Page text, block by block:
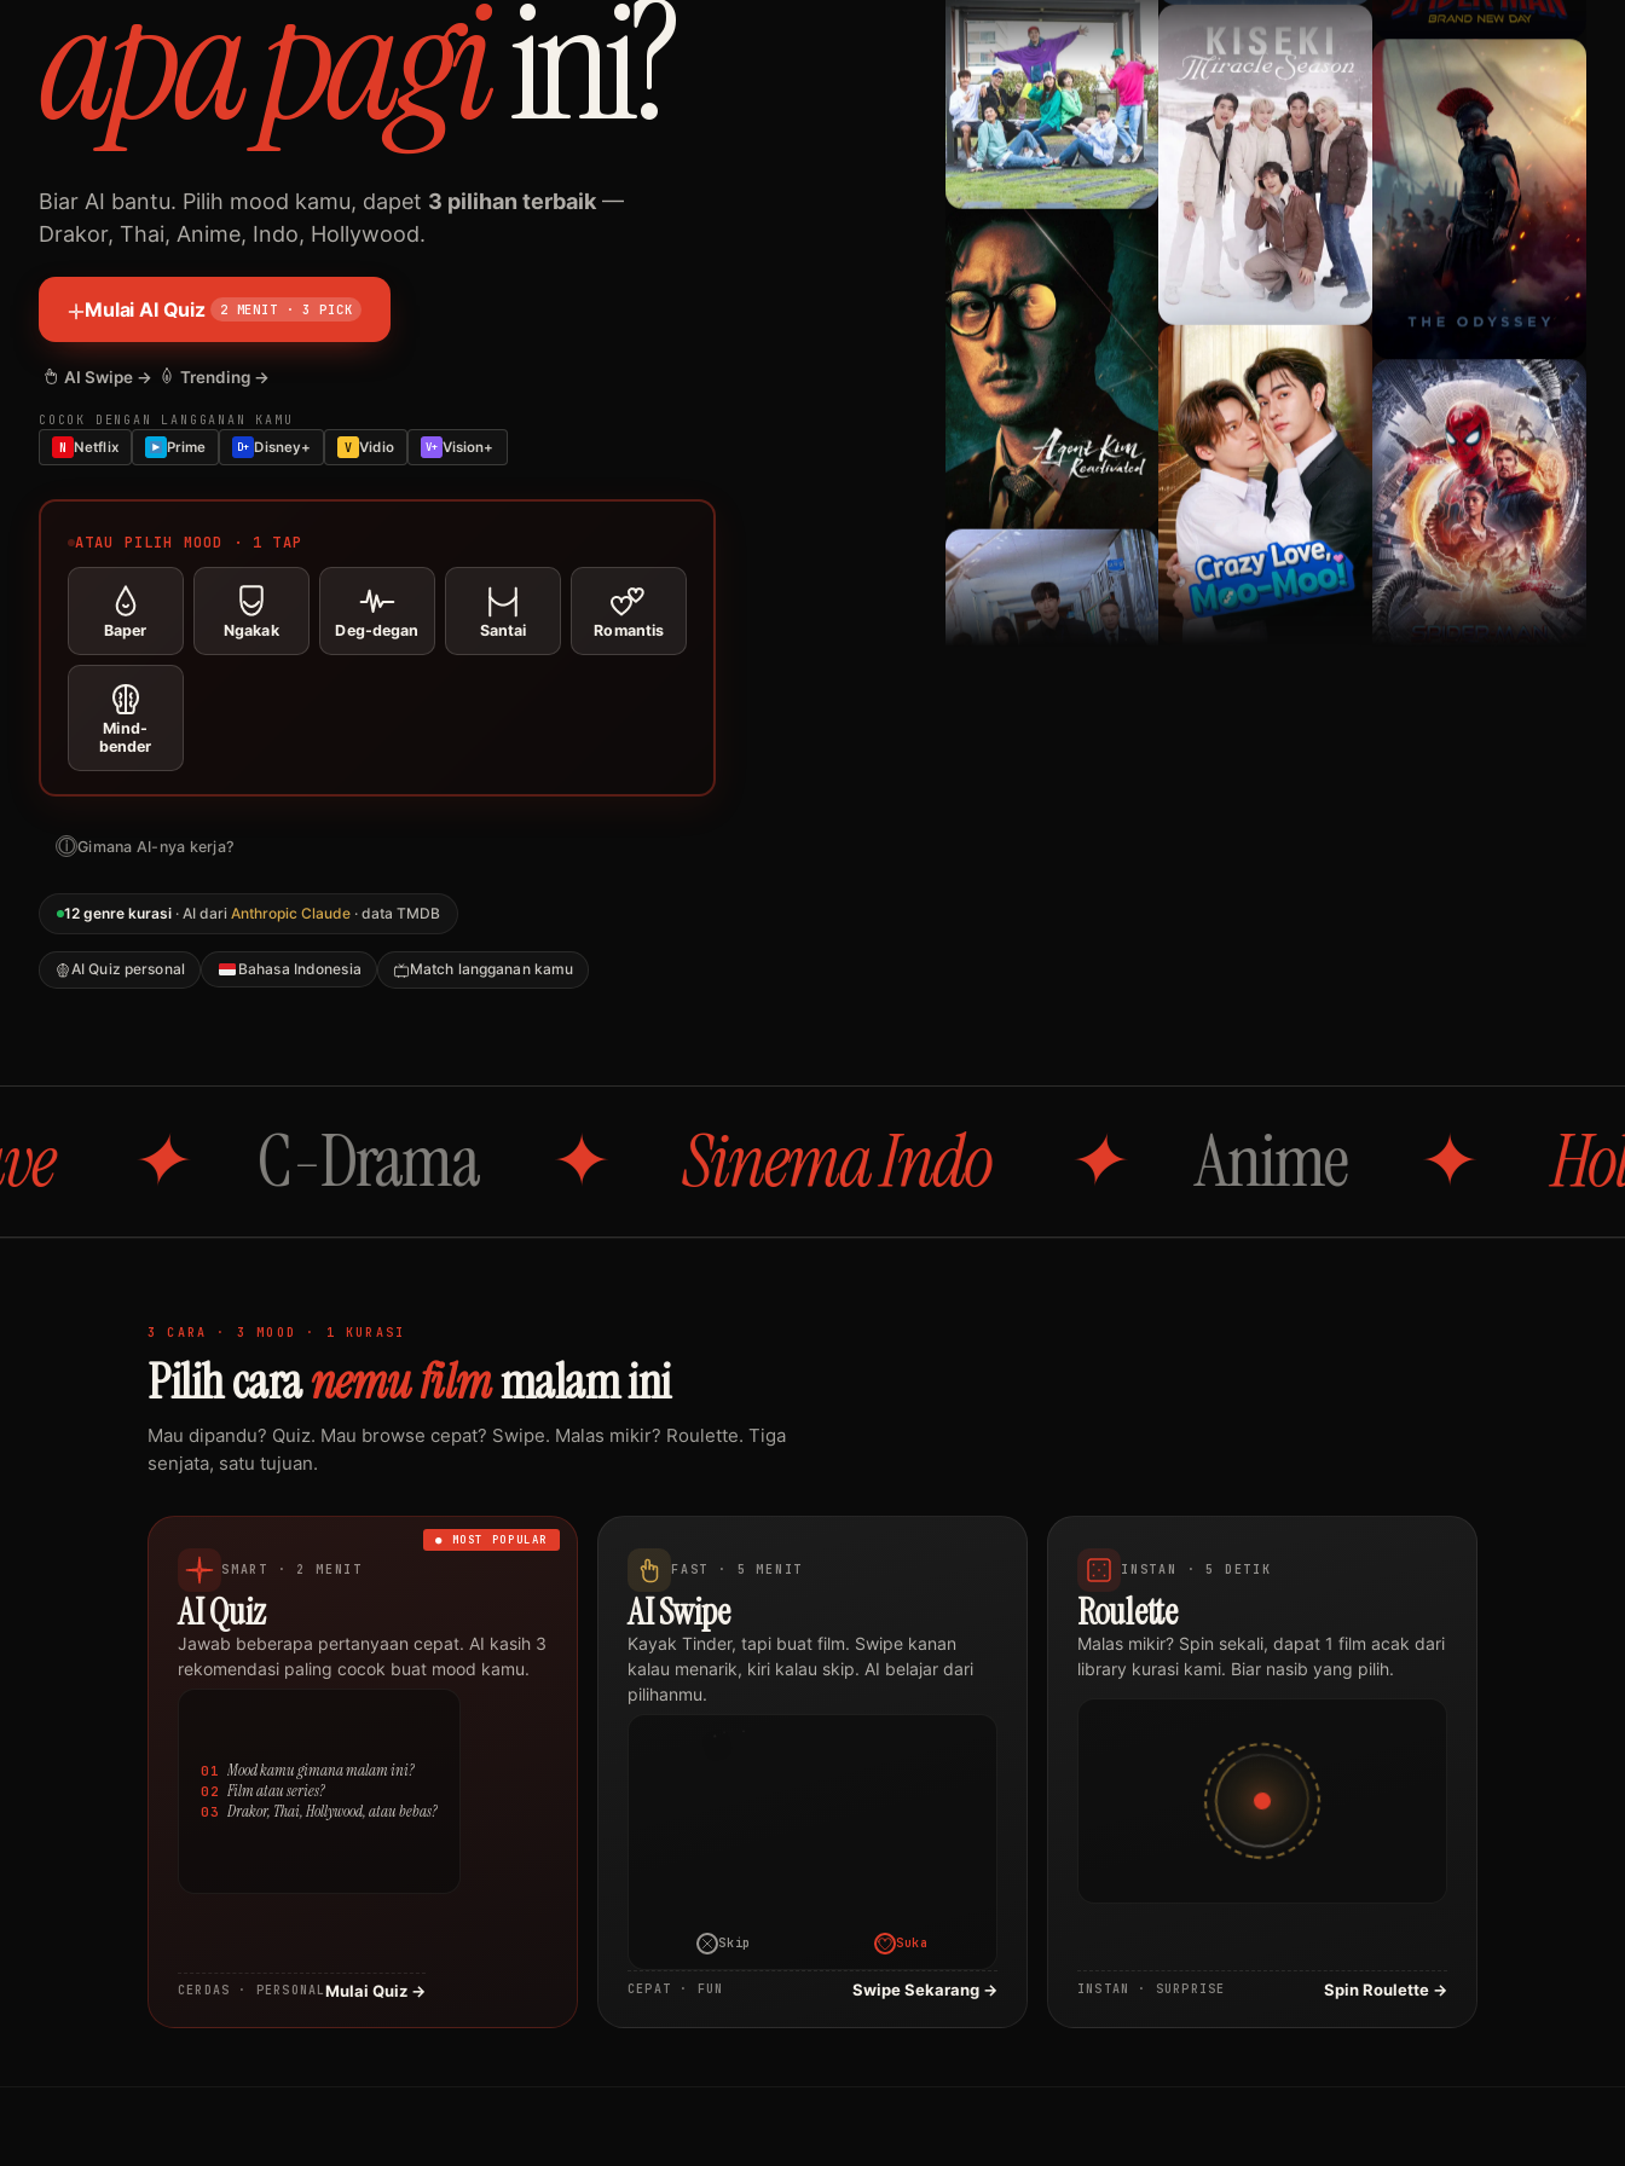
apapagiini?
Biar AI bantu. Pilih mood kamu, dapet 3 pilihan terbaik —
Drakor, Thai, Anime, Indo, Hollywood.
Mulai AI Quiz 2 MENIT · 3 PICK
AI Swipe → Trending →
COCOK DENGAN LANGGANAN KAMU
N Netflix Prime D+ Disney+ V Vidio V+ Vision+
ATAU PILIH MOOD · 1 TAP
Baper Ngakak Deg-degan Santai Romantis
Mind-
bender
ⓘGimana AI-nya kerja?
12 genre kurasi · AI dari Anthropic Claude · data TMDB
AI Quiz personal Bahasa Indonesia Match langganan kamu
C-Drama Sinema Indo Anime Hollywood
3 CARA · 3 MOOD · 1 KURASI
Pilih caranemu filmmalam ini
Mau dipandu? Quiz. Mau browse cepat? Swipe. Malas mikir? Roulette. Tiga
senjata, satu tujuan.
● MOST POPULAR
SMART · 2 MENIT
AI Quiz
Jawab beberapa pertanyaan cepat. AI kasih 3
rekomendasi paling cocok buat mood kamu.
01 Mood kamu gimana malam ini?
02 Film atau series?
03 Drakor, Thai, Hollywood, atau bebas?
CERDAS · PERSONALMulai Quiz →
FAST · 5 MENIT
AI Swipe
Kayak Tinder, tapi buat film. Swipe kanan
kalau menarik, kiri kalau skip. AI belajar dari
pilihanmu.
Judul
Film
Skip Suka
CEPAT · FUN Swipe Sekarang →
INSTAN · 5 DETIK
Roulette
Malas mikir? Spin sekali, dapat 1 film acak dari
library kurasi kami. Biar nasib yang pilih.
INSTAN · SURPRISE Spin Roulette →